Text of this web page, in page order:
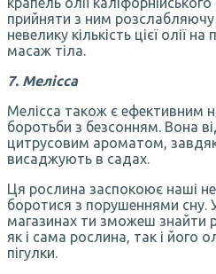
прийняти з ним
невелику кількість цієї олії
масаж тіла.
7. Мелісса
Мелісса також є ефективним
боротьби з безсонням. Вона
цитрусовим ароматом,
висаджують в садах.
Ця рослина заспокоює наші
боротися з порушеннями сну.
магазинах ти зможеш знайти
як і сама рослина, так і його
пігулки.